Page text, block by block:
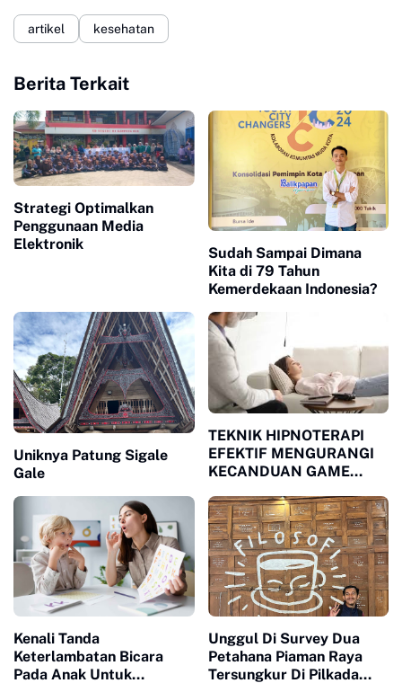
artikel kesehatan
Berita Terkait
Strategi Optimalkan
Penggunaan Media
Elektronik
Sudah Sampai Dimana
Kita di 79 Tahun
Kemerdekaan Indonesia?
Uniknya Patung Sigale
Gale
TEKNIK HIPNOTERAPI
EFEKTIF MENGURANGI
KECANDUAN GAME
Kenali Tanda
Keterlambatan Bicara
Pada Anak Untuk
Unggul Di Survey Dua
Petahana Piaman Raya
Tersungkur Di Pilkada